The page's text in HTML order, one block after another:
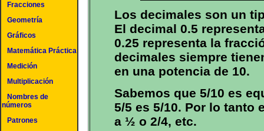
Fracciones
Geometría
Gráficos
Matemática Práctica
Medición
Multiplicación
Nombres de
números
Patrones
Los decimales son un
El decimal 0.5
0.25 representa la
decimales siempre
en una potencia de 10.
Sabemos que 5/10 es
5/5 es 5/10. Por lo tanto
a ½ o 2/4, etc.